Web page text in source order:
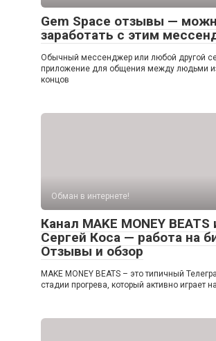
Gem Space отзывы —
заработать с этим
Обычный мессенджер или любой другой
приложение для общения между людьми
концов
Обман в интернете!
Канал MAKE MONEY BEATS
Сергей Коса — работа на
Отзывы и обзор
MAKE MONEY BEATS – это типичный
стадии прогрева, который активно играет на